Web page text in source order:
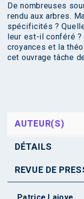
De nombreuses
rendu aux arbres.
spécificités ?
leur est-il conféré ?
croyances et la
cet ouvrage tâche
AUTEUR(S)
DÉTAILS
REVUE DE